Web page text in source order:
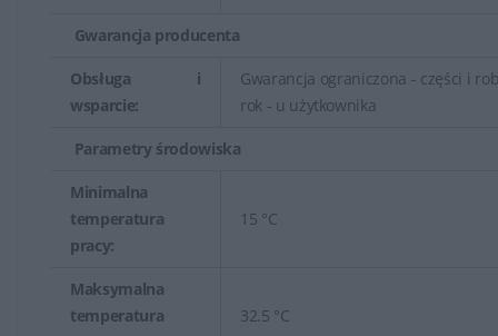
Gwarancja producenta
Obsługa i
wsparcie:
Gwarancja ograniczona - części i
rok - u użytkownika
Parametry środowiska
Minimalna
temperatura
pracy:
15 °C
Maksymalna
temperatura
32.5 °C